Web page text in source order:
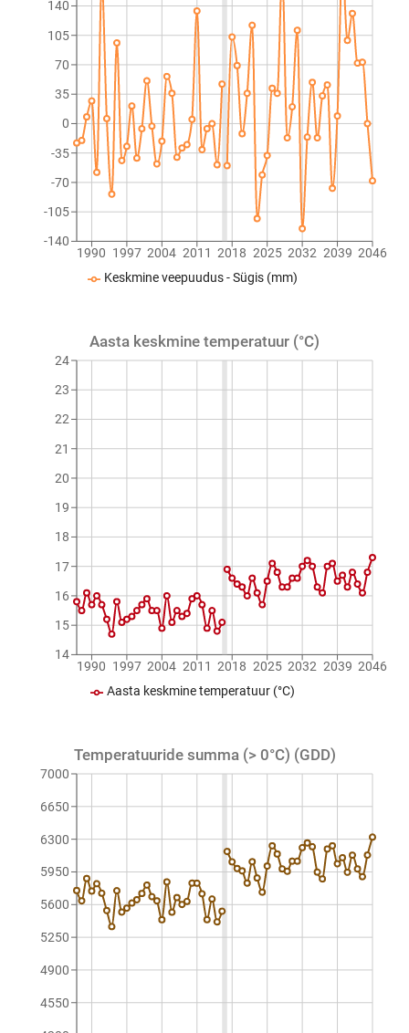
1990 1997 2004 2011 2018 2025 2032 2039 2046
-140
-105
-70
-35
0
35
70
105
140
Keskmine veepuudus - Sügis (mm)
Aasta keskmine temperatuur (°C)
1990 1997 2004 2011 2018 2025 2032 2039 2046
14
15
16
17
18
19
20
21
22
23
24
Aasta keskmine temperatuur (°C)
Temperatuuride summa (> 0°C) (GDD)
4550
4900
5250
5600
5950
6300
6650
7000